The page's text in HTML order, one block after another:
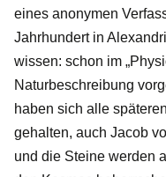
eines anonymen
Jahrhundert in
wissen: schon im
Naturbeschreibung
haben sich alle
gehalten, auch Jacob
und die Steine werden